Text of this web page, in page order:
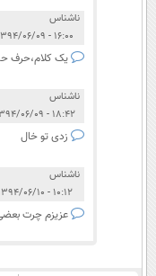
ناشناس
۱۶:۰۰ - ۱۳۹۴/۰۶/۰۹
یک کلام،حرف
ناشناس
۱۸:۴۲ - ۱۳۹۴/۰۶/۰۹
زدی تو خال
ناشناس
۱۰:۱۲ - ۱۳۹۴/۰۶/۱۰
عزیزم چرت